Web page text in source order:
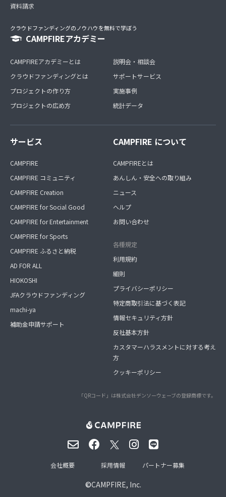
資料請求
クラウドファンディングのノウハウを無料で学ぼう
CAMPFIREアカデミー
CAMPFIREアカデミーとは
クラウドファンディングとは
プロジェクトの作り方
プロジェクトの広め方
説明会・相談会
サポートサービス
実施事例
統計データ
サービス
CAMPFIRE
CAMPFIRE コミュニティ
CAMPFIRE Creation
CAMPFIRE for Social Good
CAMPFIRE for Entertainment
CAMPFIRE for Sports
CAMPFIRE ふるさと納税
AD FOR ALL
HIOKOSHI
JFAクラウドファンディング
machi-ya
補助金申請サポート
CAMPFIRE について
CAMPFIREとは
あんしん・安全への取り組み
ニュース
ヘルプ
お問い合わせ
各種規定
利用規約
細則
プライバシーポリシー
特定商取引法に基づく表記
情報セキュリティ方針
反社基本方針
カスタマーハラスメントに対する考え
方
クッキーポリシー
「QRコード」は株式会社デンソーウェーブの登録商標です。
©CAMPFIRE, Inc.
会社概要 採用情報 パートナー募集